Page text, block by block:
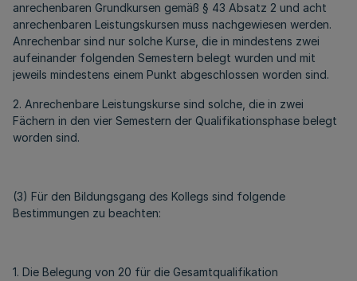
anrechenbaren Grundkursen gemäß § 43 Absatz 2 und acht
anrechenbaren Leistungskursen muss nachgewiesen werden.
Anrechenbar sind nur solche Kurse, die in mindestens zwei
aufeinander folgenden Semestern belegt wurden und mit
jeweils mindestens einem Punkt abgeschlossen worden sind.
2. Anrechenbare Leistungskurse sind solche, die in zwei
Fächern in den vier Semestern der Qualifikationsphase belegt
worden sind.
(3) Für den Bildungsgang des Kollegs sind folgende
Bestimmungen zu beachten:
1. Die Belegung von 20 für die Gesamtqualifikation